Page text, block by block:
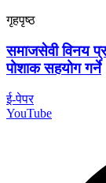
गृहपृष्ठ
समाजसेवी विनय
पोशाक सहयोग गर्ने
ई-पेपर
YouTube